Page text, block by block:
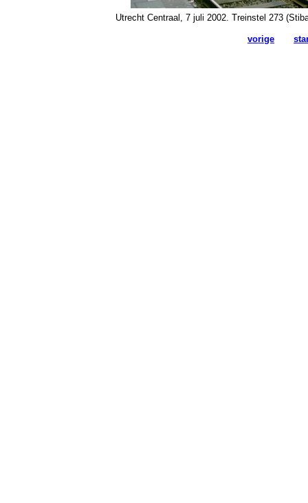
Utrecht Centraal, 7 juli 2002. Treinstel 273
vorige